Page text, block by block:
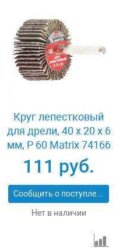
Круг лепестковый
для дрели, 40 х 20 х 6
мм, P 60 Matrix 74166
111 руб.
Сообщить о поступлении
Нет в наличии